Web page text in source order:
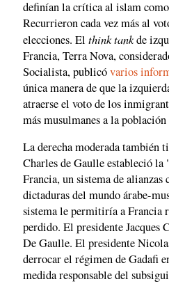
definían la crítica al islam
Recurrieron cada vez más al
elecciones. El think tankde
Francia, Terra Nova,
Socialista, publicóvarios
única manera de que la
atraerse el voto de los
más musulmanes a la
La derecha moderada también
Charles de Gaulle estableció la
Francia, un sistema de alianzas
dictaduras del mundo árabe-
sistema le permitiría a Francia
perdido. El presidente Jacques
De Gaulle. El presidente
derrocar el régimen de Gadafi
medida responsable del